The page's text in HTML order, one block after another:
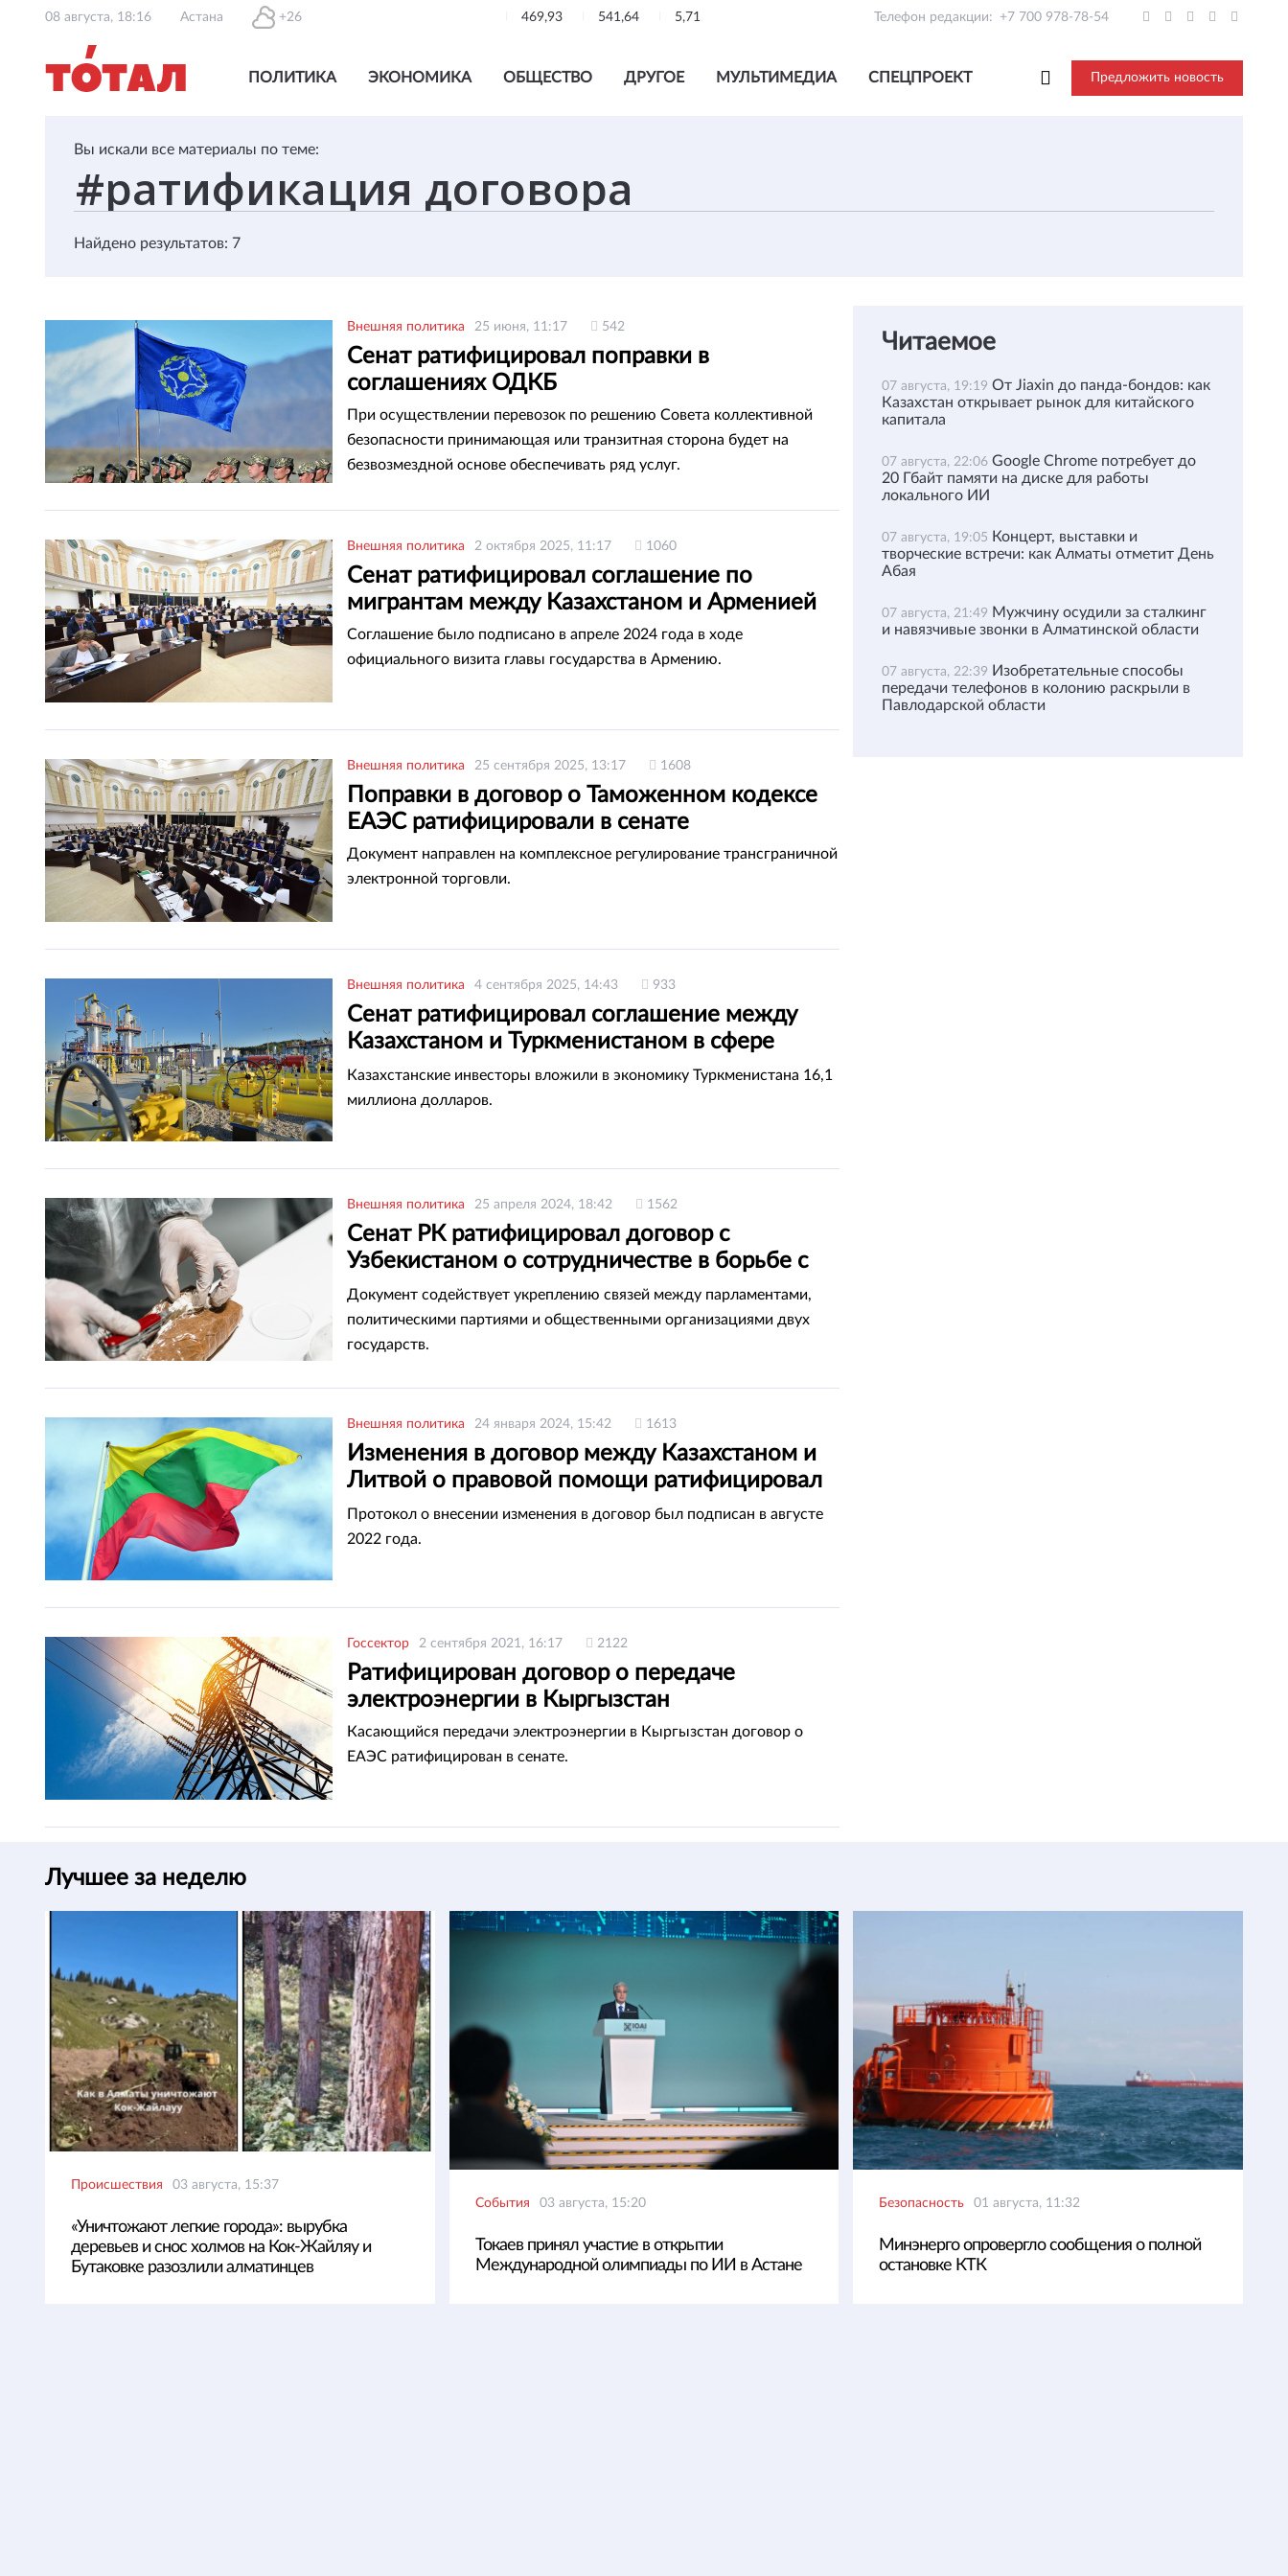
08 августа, 18:16 Астана +26 469,93 541,64 5,71 Телефон редакции: +7 700 978-78-54
ПОЛИТИКА ЭКОНОМИКА ОБЩЕСТВО ДРУГОЕ МУЛЬТИМЕДИА СПЕЦПРОЕКТ Предложить новость
Вы искали все материалы по теме:
Найдено результатов: 7
Внешняя политика 25 июня, 11:17 542
Сенат ратифицировал поправки в
соглашениях ОДКБ
При осуществлении перевозок по решению Совета коллективной
безопасности принимающая или транзитная сторона будет на
безвозмездной основе обеспечивать ряд услуг.
Внешняя политика 2 октября 2025, 11:17 1060
Сенат ратифицировал соглашение по
мигрантам между Казахстаном и Арменией
Соглашение было подписано в апреле 2024 года в ходе
официального визита главы государства в Армению.
Внешняя политика 25 сентября 2025, 13:17 1608
Поправки в договор о Таможенном кодексе
ЕАЭС ратифицировали в сенате
Документ направлен на комплексное регулирование трансграничной
электронной торговли.
Внешняя политика 4 сентября 2025, 14:43 933
Сенат ратифицировал соглашение между
Казахстаном и Туркменистаном в сфере
газоснабжения
Казахстанские инвесторы вложили в экономику Туркменистана 16,1
миллиона долларов.
Внешняя политика 25 апреля 2024, 18:42 1562
Сенат РК ратифицировал договор с
Узбекистаном о сотрудничестве в борьбе с
наркоторговлей
Документ содействует укреплению связей между парламентами,
политическими партиями и общественными организациями двух
государств.
Внешняя политика 24 января 2024, 15:42 1613
Изменения в договор между Казахстаном и
Литвой о правовой помощи ратифицировал
мажилис
Протокол о внесении изменения в договор был подписан в августе
2022 года.
Госсектор 2 сентября 2021, 16:17 2122
Ратифицирован договор о передаче
электроэнергии в Кыргызстан
Касающийся передачи электроэнергии в Кыргызстан договор о
ЕАЭС ратифицирован в сенате.
Читаемое
07 августа, 19:19 От Jiaxin до панда-бондов: как
Казахстан открывает рынок для китайского
капитала
07 августа, 22:06 Google Chrome потребует до
20 Гбайт памяти на диске для работы
локального ИИ
07 августа, 19:05 Концерт, выставки и
творческие встречи: как Алматы отметит День
Абая
07 августа, 21:49 Мужчину осудили за сталкинг
и навязчивые звонки в Алматинской области
07 августа, 22:39 Изобретательные способы
передачи телефонов в колонию раскрыли в
Павлодарской области
Лучшее за неделю
Происшествия 03 августа, 15:37
«Уничтожают легкие города»: вырубка
деревьев и снос холмов на Кок-Жайляу и
Бутаковке разозлили алматинцев
События 03 августа, 15:20
Токаев принял участие в открытии
Международной олимпиады по ИИ в Астане
Безопасность 01 августа, 11:32
Минэнерго опровергло сообщения о полной
остановке КТК